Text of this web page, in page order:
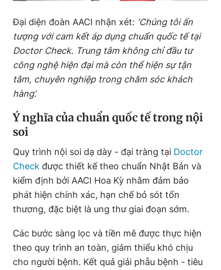
Đại diện đoàn AACI nhận xét: ‘Chúng tôi ấn
tượng với cam kết áp dụng chuẩn quốc tế tại
Doctor Check. Trung tâm không chỉ đầu tư
công nghệ hiện đại mà còn thể hiện sự tận
tâm, chuyên nghiệp trong chăm sóc khách
hàng’.
Ý nghĩa của chuẩn quốc tế trong nội
soi
Quy trình nội soi dạ dày - đại tràng tại Doctor
Check được thiết kế theo chuẩn Nhật Bản và
kiểm định bởi AACI Hoa Kỳ nhằm đảm bảo
phát hiện chính xác, hạn chế bỏ sót tổn
thương, đặc biệt là ung thư giai đoạn sớm.
Các bước sàng lọc và tiền mê được thực hiện
theo quy trình an toàn, giảm thiểu khó chịu
cho người bệnh. Kết quả giải phẫu bệnh - tiêu